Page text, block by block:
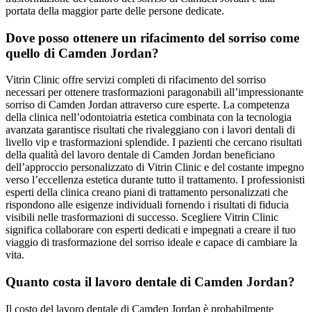
portata della maggior parte delle persone dedicate.
Dove posso ottenere un rifacimento del sorriso come
quello di Camden Jordan?
Vitrin Clinic offre servizi completi di rifacimento del sorriso
necessari per ottenere trasformazioni paragonabili all’impressionante
sorriso di Camden Jordan attraverso cure esperte. La competenza
della clinica nell’odontoiatria estetica combinata con la tecnologia
avanzata garantisce risultati che rivaleggiano con i lavori dentali di
livello vip e trasformazioni splendide. I pazienti che cercano risultati
della qualità del lavoro dentale di Camden Jordan beneficiano
dell’approccio personalizzato di Vitrin Clinic e del costante impegno
verso l’eccellenza estetica durante tutto il trattamento. I professionisti
esperti della clinica creano piani di trattamento personalizzati che
rispondono alle esigenze individuali fornendo i risultati di fiducia
visibili nelle trasformazioni di successo. Scegliere Vitrin Clinic
significa collaborare con esperti dedicati e impegnati a creare il tuo
viaggio di trasformazione del sorriso ideale e capace di cambiare la
vita.
Quanto costa il lavoro dentale di Camden Jordan?
Il costo del lavoro dentale di Camden Jordan è probabilmente